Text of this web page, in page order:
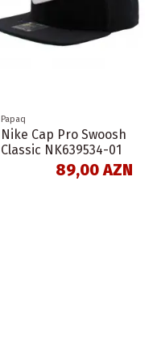
Papaq
Nike Cap Pro Swoosh
Classic NK639534-01
89,00 AZN